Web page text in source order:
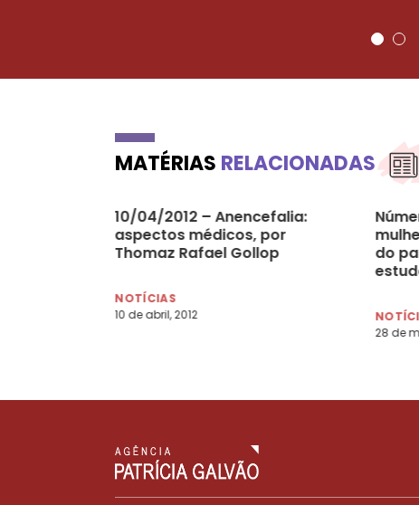
MATÉRIAS RELACIONADAS
10/04/2012 – Anencefalia:
aspectos médicos, por
Thomaz Rafael Gollop
NOTÍCIAS
10 de abril, 2012
do
28 de